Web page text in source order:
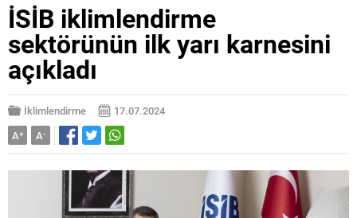
İSİB iklimlendirme
sektörünün ilk yarı karnesini
açıkladı
İklimlendirme
17.07.2024
A+ A-